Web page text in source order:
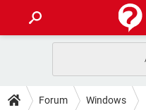
INTRATTENIMENTO
GUIDE
Forum Windows